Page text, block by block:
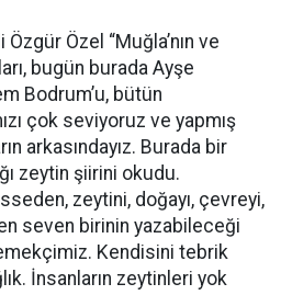
Özel “Muğla’nın ve
bugün burada Ayşe
Bodrum’u, bütün
çok seviyoruz ve yapmış
arkasındayız. Burada bir
zeytin şiirini okudu.
zeytini, doğayı, çevreyi,
seven birinin yazabileceği
Kendisini tebrik
İnsanların zeytinleri yok